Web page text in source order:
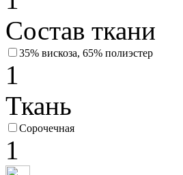
Состав ткани
35% вискоза, 65% полиэстер
1
Ткань
Сорочечная
1